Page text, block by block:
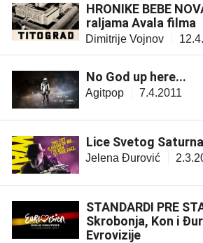
HRONIKE BEBE
raljama Avala filma
Dimitrije Vojnov
No God up here...
Agitpop 7.4.2011
Lice Svetog Saturna
Jelena Đurović
STANDARDI PRE
Skrobonja, Kon i
Evrovizije